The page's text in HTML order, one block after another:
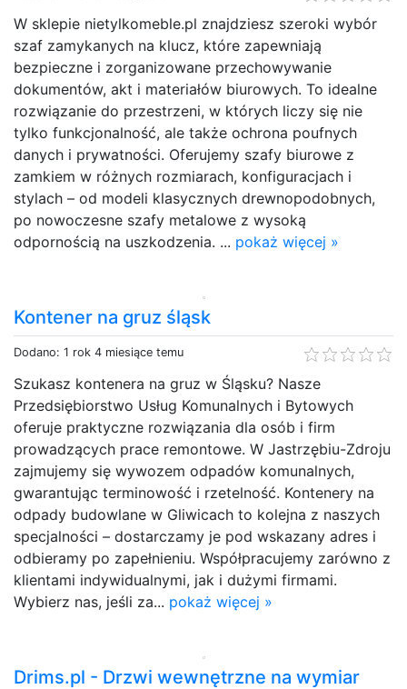
W sklepie nietylkomeble.pl znajdziesz szeroki wybór
szaf zamykanych na klucz, które zapewniają
bezpieczne i zorganizowane przechowywanie
dokumentów, akt i materiałów biurowych. To idealne
rozwiązanie do przestrzeni, w których liczy się nie
tylko funkcjonalność, ale także ochrona poufnych
danych i prywatności. Oferujemy szafy biurowe z
zamkiem w różnych rozmiarach, konfiguracjach i
stylach – od modeli klasycznych drewnopodobnych,
po nowoczesne szafy metalowe z wysoką
odpornością na uszkodzenia. ... pokaż więcej »
Kontener na gruz śląsk
Dodano: 1 rok 4 miesiące temu
Szukasz kontenera na gruz w Śląsku? Nasze
Przedsiębiorstwo Usług Komunalnych i Bytowych
oferuje praktyczne rozwiązania dla osób i firm
prowadzących prace remontowe. W Jastrzębiu-Zdroju
zajmujemy się wywozem odpadów komunalnych,
gwarantując terminowość i rzetelność. Kontenery na
odpady budowlane w Gliwicach to kolejna z naszych
specjalności – dostarczamy je pod wskazany adres i
odbieramy po zapełnieniu. Współpracujemy zarówno z
klientami indywidualnymi, jak i dużymi firmami.
Wybierz nas, jeśli za... pokaż więcej »
Drims.pl - Drzwi wewnętrzne na wymiar